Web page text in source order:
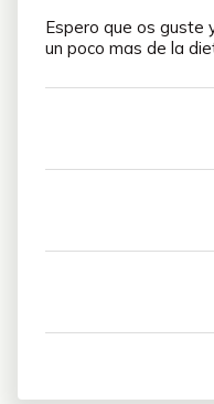
Espero que os guste
un poco mas de la